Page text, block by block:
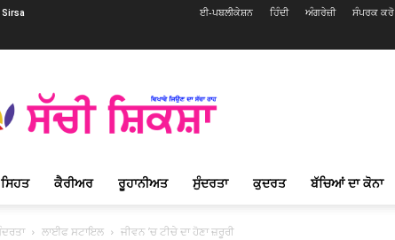
Sirsa ਈ-ਪਬਲੀਕੇਸ਼ਨ ਹਿੰਦੀ ਅੰਗਰੇਜ਼ੀ ਸੰਪਰਕ ਕਰੋ
Shiksha
Punjabi
ਸ਼ਿਕਸ਼ਾ
ਪ੍ਰਸਿੱਧ
ਮੈਗਜ਼ੀਨ
ਸਿਹਤ ਕੈਰੀਅਰ ਰੂਹਾਨੀਅਤ ਸੁੰਦਰਤਾ ਕੁਦਰਤ ਬੱਚਿਆਂ ਦਾ ਕੋਨਾ
ਲਾਈਫ ਸਟਾਇਲ ਜੀਵਨ ’ਚ ਟੀਚੇ ਦਾ ਹੋਣਾ ਜ਼ਰੂਰੀ